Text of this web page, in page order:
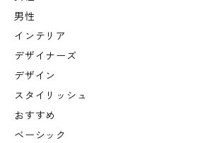
男性
インテリア
デザイナーズ
デザイン
スタイリッシュ
おすすめ
ベーシック